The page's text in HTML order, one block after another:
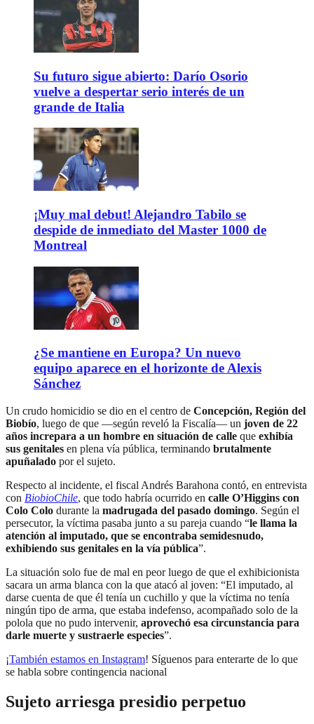
Su futuro sigue abierto: Darío Osorio
vuelve a despertar serio interés de un
grande de Italia
¡Muy mal debut! Alejandro Tabilo se
despide de inmediato del Master 1000 de
Montreal
¿Se mantiene en Europa? Un nuevo
equipo aparece en el horizonte de Alexis
Sánchez
Un crudo homicidio se dio en el centro de Concepción, Región del
Biobío, luego de que —según reveló la Fiscalía— un joven de 22
años increpara a un hombre en situación de calle que exhibía
sus genitales en plena vía pública, terminando brutalmente
apuñalado por el sujeto.
Respecto al incidente, el fiscal Andrés Barahona contó, en entrevista
con BiobioChile, que todo habría ocurrido en calle O’Higgins con
Colo Colo durante la madrugada del pasado domingo. Según el
persecutor, la víctima pasaba junto a su pareja cuando “le llama la
atención al imputado, que se encontraba semidesnudo,
exhibiendo sus genitales en la vía pública”.
La situación solo fue de mal en peor luego de que el exhibicionista
sacara un arma blanca con la que atacó al joven: “El imputado, al
darse cuenta de que él tenía un cuchillo y que la víctima no tenía
ningún tipo de arma, que estaba indefenso, acompañado solo de la
polola que no pudo intervenir, aprovechó esa circunstancia para
darle muerte y sustraerle especies”.
¡También estamos en Instagram! Síguenos para enterarte de lo que
se habla sobre contingencia nacional
Sujeto arriesga presidio perpetuo